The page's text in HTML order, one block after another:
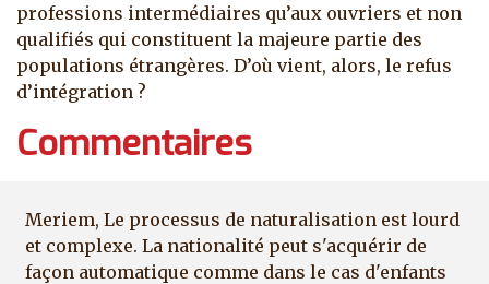
professions intermédiaires qu’aux ouvriers et non
qualifiés qui constituent la majeure partie des
populations étrangères. D’où vient, alors, le refus
d’intégration ?
Commentaires
Meriem, Le processus de naturalisation est lourd
et complexe. La nationalité peut s'acquérir de
façon automatique comme dans le cas d'enfants